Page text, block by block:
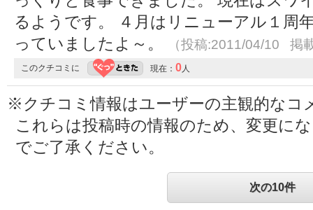
るようです。 ４月はリニューアル１周
っていましたよ～。
（投稿:2011/04/10 掲
このクチコミに 現在： 0 人
※クチコミ情報はユーザーの主観的なコ
これらは投稿時の情報のため、変更に
でご了承ください。
次の10件